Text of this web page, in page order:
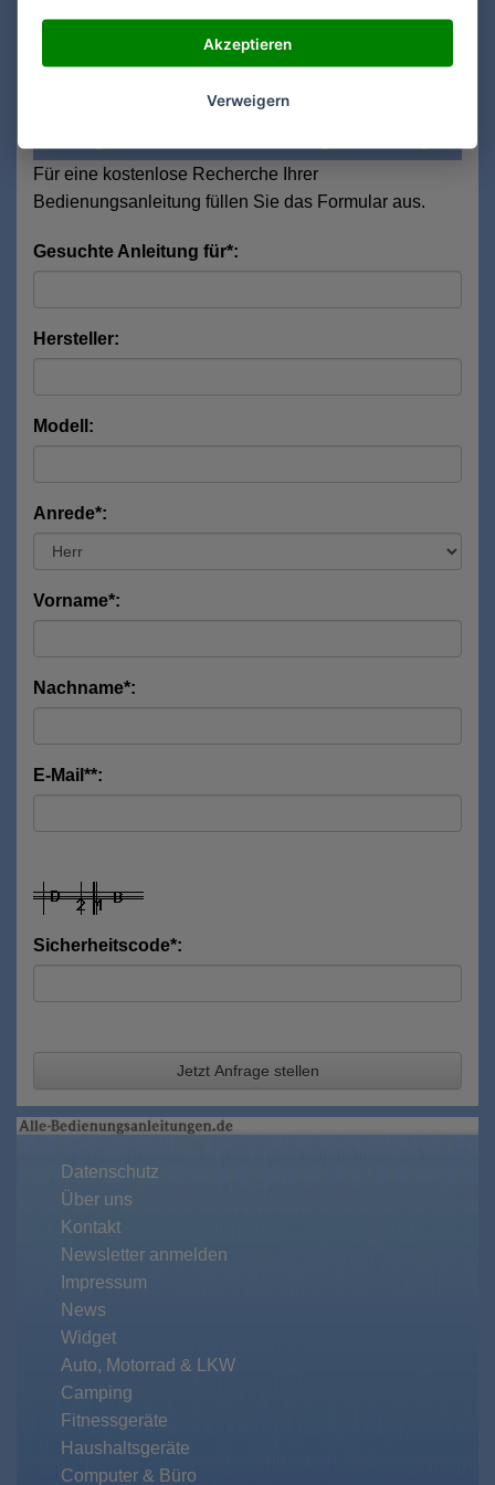
Haushaltsgeräte / Küchenwaagen / IKEA
TV & Zubehör / TV Möbel / IKEA
Für eine kostenlose Recherche Ihrer
Bedienungsanleitung füllen Sie das Formular aus.
Gesuchte Anleitung für*:
Hersteller:
Modell:
Anrede*:
Vorname*:
Nachname*:
E-Mail**:
Sicherheitscode*:
Jetzt Anfrage stellen
Datenschutz
Über uns
Kontakt
Newsletter anmelden
Impressum
News
Widget
Auto, Motorrad & LKW
Camping
Fitnessgeräte
Haushaltsgeräte
Computer & Büro
Akzeptieren
Verweigern